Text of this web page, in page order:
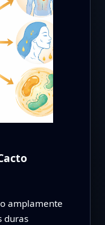
amplamente
duras